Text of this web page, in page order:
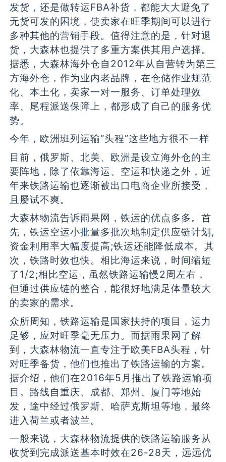
发货，还是做转运FBA补货，都能大大避免了
无货可发的困境，使卖家在旺季期间可以进行
多种其他的营销手段。值得注意的是，针对退
货，大森林也提供了多重方案供其用户选择。
据悉，大森林海外仓自2012年从自营转为第三
方海外仓，作为业内老品牌，在仓储作业规范
化、本土化，卖家一对一服务、订单处理效
率、尾程派送保障上，都形成了自己的服务优
势。
今年，欧洲班列运输“头程”这些地方很不一样
目前，俄罗斯、北美、欧洲是设立海外仓的主
要阵地，除了依靠海运、空运和快递之外，近
年来铁路运输也逐渐被出口电商企业所接受，
且屡试不爽。
大森林物流告诉雨果网，铁运的优点多多。首
先，铁运空运小批量多批次地制定供应链计划,
资金利用率大幅度提高;铁运还能降低成本。其
次，铁路时效也快。相比海运来说，时间缩短
了1/2;相比空运，虽然铁路运输慢2周左右，
但通过供应链的整合，能很好地满足体量较大
的卖家的需求。
众所周知，铁路运输是国家扶持的项目，运力
足够，应对旺季毫无压力。而据雨果网了解
到，大森林物流一直专注于欧美FBA头程，针
对旺季备货，他们也推出了铁路运输的方案。
据介绍，他们在2016年5月推出了铁路运输项
目。路线自重庆、成都、郑州、厦门等地始
发，途中经过俄罗斯、哈萨克斯坦等地，最终
进入荷兰或者波兰。
一般来说，大森林物流提供的铁路运输服务从
收货到完成派送基本时效在26-28天，远远优